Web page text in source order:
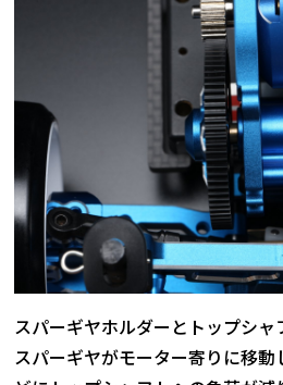
スパーギヤホルダーとトップシャ
スパーギヤがモーター寄りに移動